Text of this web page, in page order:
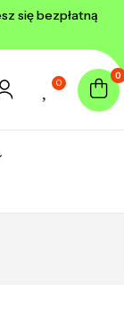
się bezpłatną
0
0